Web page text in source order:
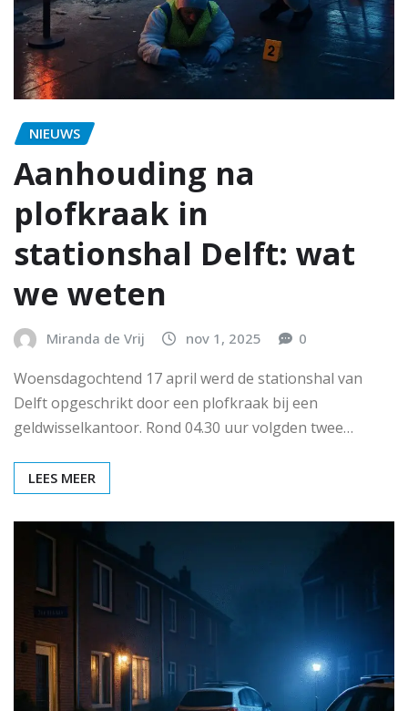
NIEUWS
Aanhouding na
plofkraak in
stationshal Delft: wat
we weten
Miranda de Vrij nov 1, 2025 0
Woensdagochtend 17 april werd de stationshal van
Delft opgeschrikt door een plofkraak bij een
geldwisselkantoor. Rond 04.30 uur volgden twee…
LEES MEER